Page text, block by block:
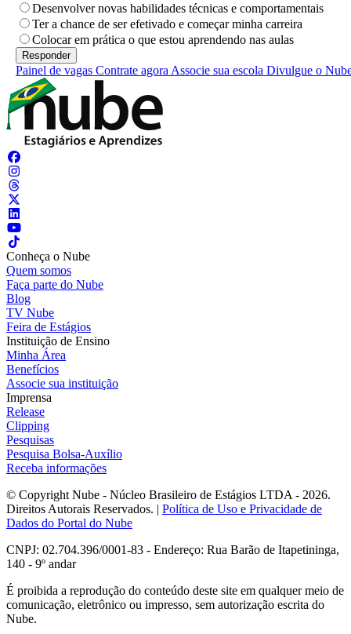
Desenvolver novas habilidades técnicas e comportamentais
Ter a chance de ser efetivado e começar minha carreira
Colocar em prática o que estou aprendendo nas aulas
Painel de vagas Contrate agora Associe sua escola Divulgue o
Conheça o Nube
Quem somos
Faça parte do Nube
Blog
TV Nube
Feira de Estágios
Instituição de Ensino
Minha Área
Benefícios
Associe sua instituição
Imprensa
Release
Clipping
Pesquisas
Pesquisa Bolsa-Auxílio
Receba informações
© Copyright Nube - Núcleo Brasileiro de Estágios LTDA - 2026.
Direitos Autorais Reservados. | Política de Uso e Privacidade de
Dados do Portal do Nube
CNPJ: 02.704.396/0001-83 - Endereço: Rua Barão de Itapetininga,
140 - 9º andar
É proibida a reprodução do conteúdo deste site em qualquer meio de
comunicação, eletrônico ou impresso, sem autorização escrita do
Nube.